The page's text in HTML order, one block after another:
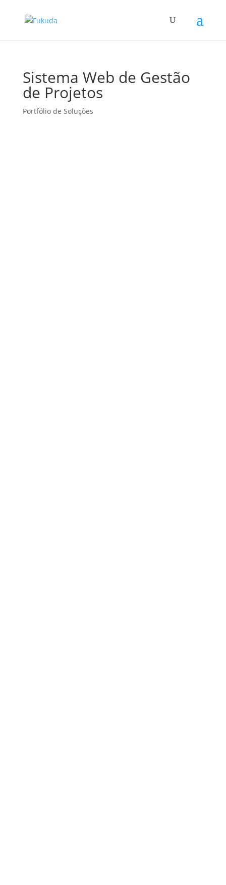
Sistema Web de Gestão
de Projetos
Portfólio de Soluções